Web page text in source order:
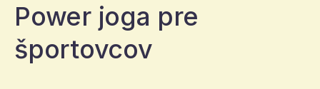
Power joga pre
športovcov